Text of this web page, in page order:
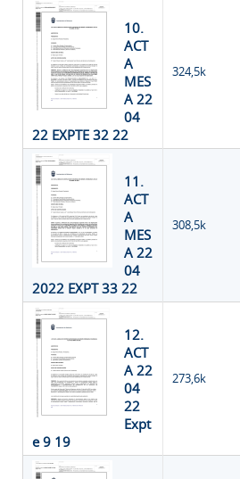
10.
ACT
A
MES
A 22
04
22 EXPTE 32 22
324,5k
11.
ACT
A
MES
A 22
04
2022 EXPT 33 22
308,5k
12.
ACT
A 22
04
22
Expt
e 9 19
273,6k